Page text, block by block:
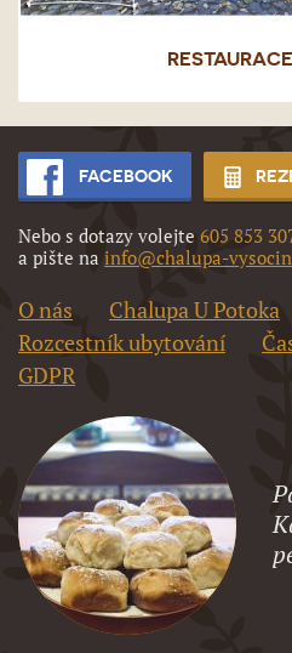
FACEBOOK
Nebo s dotazy volejte 605 853
a pište na info@chalupa-
O nás
Chalupa U Potoka
Rozcestník ubytování
GDPR